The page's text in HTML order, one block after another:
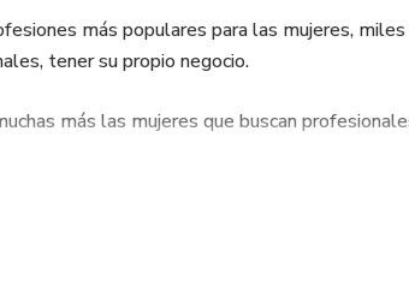
más populares para las mujeres,
tener su propio negocio.
más las mujeres que buscan